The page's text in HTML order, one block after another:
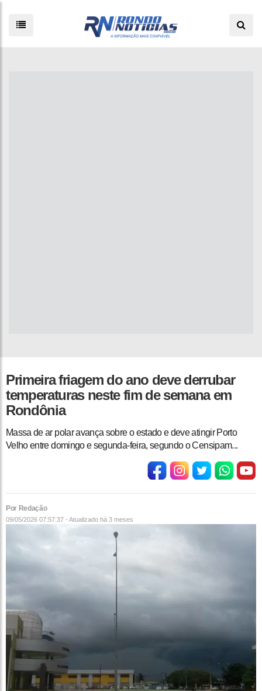
Primeira friagem do ano deve derrubar
temperaturas neste fim de semana em
Rondônia
Massa de ar polar avança sobre o estado e deve atingir Porto
Velho entre domingo e segunda-feira, segundo o Censipam...
Por Redação
09/05/2026 07:57:37 - Atualizado há 3 meses